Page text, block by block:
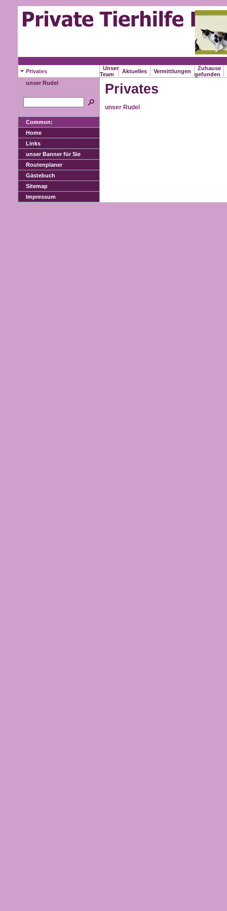
Privates
Unser
Team
Aktuelles Vermittlungen
Zuhause
gefunden
unser Rudel
Common:
Home
Links
unser Banner für Sie
Routenplaner
Gästebuch
Sitemap
Impressum
Privates
unser Rudel